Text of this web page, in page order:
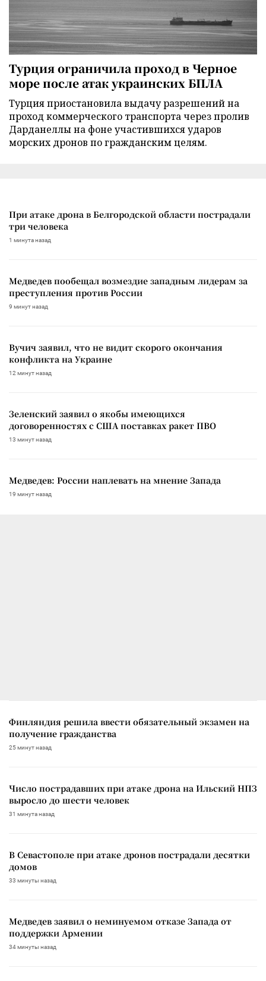
Турция ограничила проход в Черное
море после атак украинских БПЛА
Турция приостановила выдачу разрешений на
проход коммерческого транспорта через пролив
Дарданеллы на фоне участившихся ударов
морских дронов по гражданским целям.
При атаке дрона в Белгородской области пострадали
три человека
1 минута назад
Медведев пообещал возмездие западным лидерам за
преступления против России
9 минут назад
Вучич заявил, что не видит скорого окончания
конфликта на Украине
12 минут назад
Зеленский заявил о якобы имеющихся
договоренностях с США поставках ракет ПВО
13 минут назад
Медведев: России наплевать на мнение Запада
19 минут назад
Финляндия решила ввести обязательный экзамен на
получение гражданства
25 минут назад
Число пострадавших при атаке дрона на Ильский НПЗ
выросло до шести человек
31 минута назад
В Севастополе при атаке дронов пострадали десятки
домов
33 минуты назад
Медведев заявил о неминуемом отказе Запада от
поддержки Армении
34 минуты назад